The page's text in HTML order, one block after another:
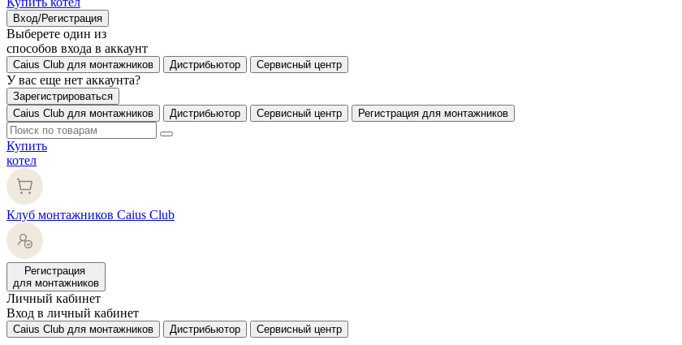
Вход/Регистрация
Выберете один из
способов входа в аккаунт
Caius Club для монтажников Дистрибьютор Сервисный центр
У вас еще нет аккаунта?
Зарегистрироваться
Caius Club для монтажников
Дистрибьютор Сервисный центр Регистрация для монтажников
Купить
котел
Клуб монтажников Caius Club
Регистрация
для монтажников
Личный кабинет
Вход в личный кабинет
Caius Club для монтажников Дистрибьютор Сервисный центр